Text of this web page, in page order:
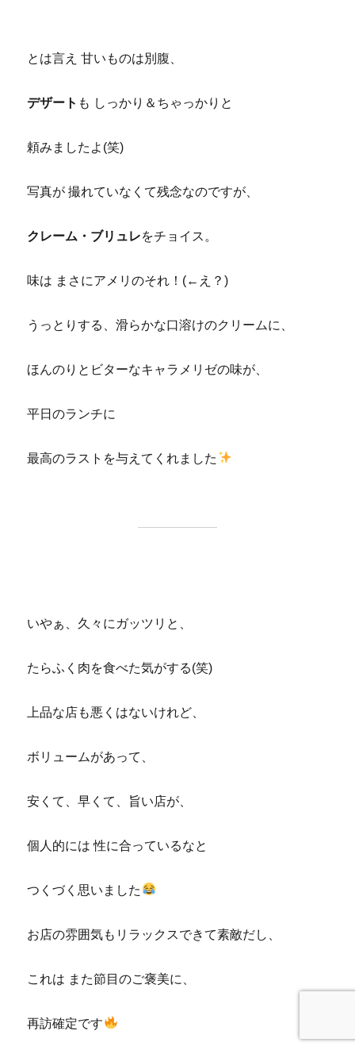
とは言え 甘いものは別腹、
デザート も しっかり＆ちゃっかりと
頼みましたよ(笑)
写真が 撮れていなくて残念なのですが、
クレーム・ブリュレをチョイス。
味は まさにアメリのそれ！(←え？)
うっとりする、滑らかな口溶けのクリームに、
ほんのりとビターなキャラメリゼの味が、
平日のランチに
最高のラストを与えてくれました
いやぁ、久々にガッツリと、
たらふく肉を食べた気がする(笑)
上品な店も悪くはないけれど、
ボリュームがあって、
安くて、早くて、旨い店が、
個人的には 性に合っているなと
つくづく思いました
お店の雰囲気もリラックスできて素敵だし、
これは また節目のご褒美に、
再訪確定です